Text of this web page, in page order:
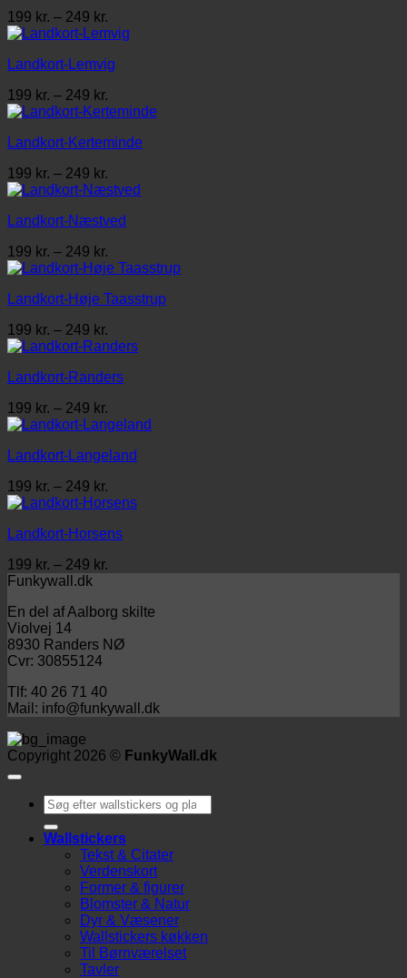
199 kr. – 249 kr.
199 kr.
249 kr.
Landkort-Lemvig
199 kr. – 249 kr.
199 kr.
249 kr.
Landkort-Kerteminde
199 kr. – 249 kr.
199 kr.
249 kr.
Landkort-Næstved
199 kr. – 249 kr.
199 kr.
249 kr.
Landkort-Høje Taasstrup
199 kr. – 249 kr.
199 kr.
249 kr.
Landkort-Randers
199 kr. – 249 kr.
199 kr.
249 kr.
Landkort-Langeland
199 kr. – 249 kr.
199 kr.
249 kr.
Landkort-Horsens
199 kr. – 249 kr.
249 kr.
Funkywall.dk
En del af Aalborg skilte
Violvej 14
8930 Randers NØ
Cvr: 30855124
Tlf: 40 26 71 40
Mail: info@funkywall.dk
Copyright 2026 © FunkyWall.dk
Søg
efter:
Wallstickers
Tekst & Citater
Verdenskort
Former & figurer
Blomster & Natur
Dyr & Væsener
Wallstickers køkken
Til Børnværelset
Tavler